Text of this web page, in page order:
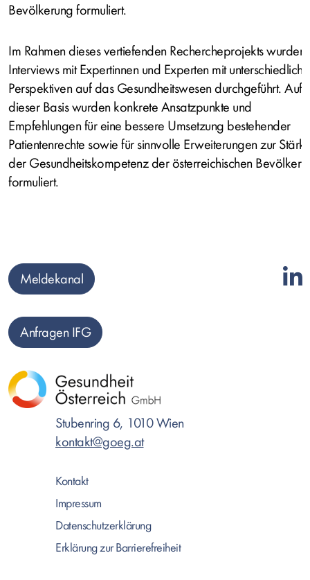
Bevölkerung formuliert.
Im Rahmen dieses vertiefenden Rechercheprojekts wurden
Interviews mit Expertinnen und Experten mit
Perspektiven auf das Gesundheitswesen durchgeführt. Auf
dieser Basis wurden konkrete Ansatzpunkte und
Empfehlungen für eine bessere Umsetzung bestehender
Patientenrechte sowie für sinnvolle Erweiterungen zur
der Gesundheitskompetenz der österreichischen
formuliert.
Stubenring 6, 1010 Wien
kontakt@goeg.at
Kontakt
Impressum
Datenschutzerklärung
Erklärung zur Barrierefreiheit
Meldekanal
Anfragen IFG